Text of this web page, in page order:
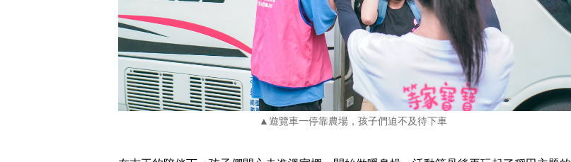
▲遊覽車一停靠農場，孩子們迫不及待下車